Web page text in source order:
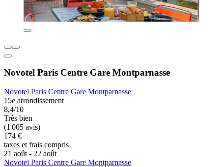
Novotel Paris Centre Gare Montparnasse
Novotel Paris Centre Gare Montparnasse
15e arrondissement
8,4/10
Très bien
(1 005 avis)
174 €
taxes et frais compris
21 août - 22 août
Novotel Paris Centre Gare Montparnasse